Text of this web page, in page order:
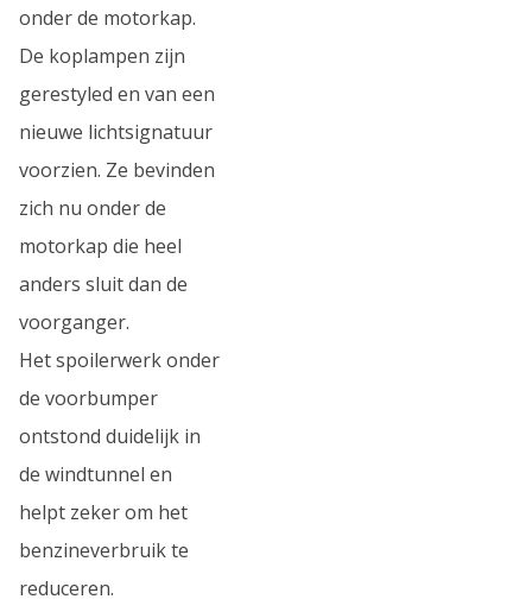
onder de motorkap.
De koplampen zijn
gerestyled en van een
nieuwe lichtsignatuur
voorzien. Ze bevinden
zich nu onder de
motorkap die heel
anders sluit dan de
voorganger.
Het spoilerwerk onder
de voorbumper
ontstond duidelijk in
de windtunnel en
helpt zeker om het
benzineverbruik te
reduceren.